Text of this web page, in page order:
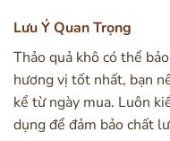
Lưu Ý Quan Trọng
Thảo quả khô có thể
hương vị tốt nhất, bạn
kể từ ngày mua. Luôn
dụng để đảm bảo chất